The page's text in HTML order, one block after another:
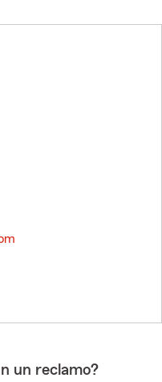
un reclamo?